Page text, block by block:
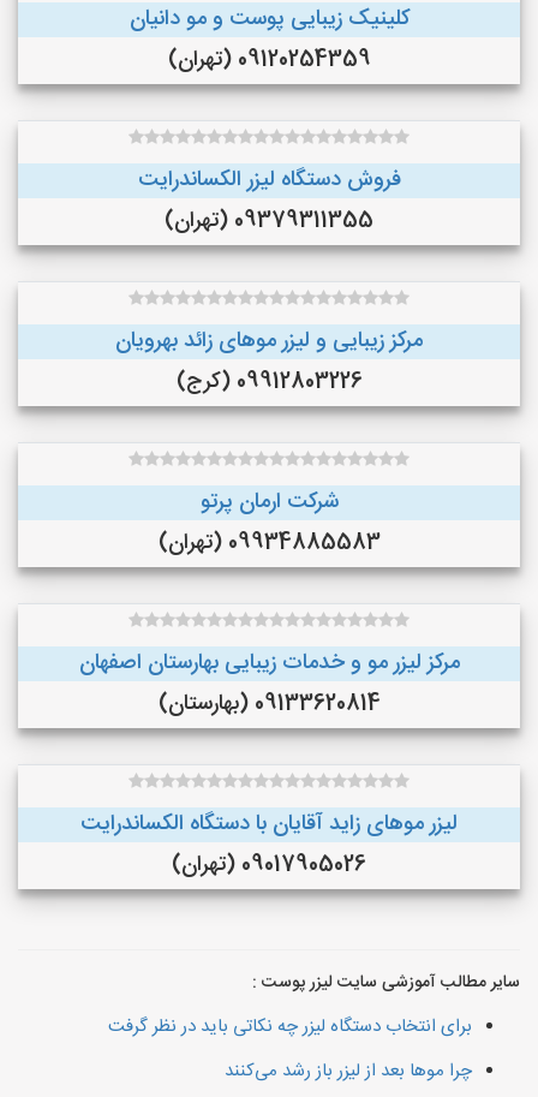
کلینیک زیبایی پوست و مو دانیان
09120254359 (تهران)
فروش دستگاه لیزر الکساندرایت
09379311355 (تهران)
مرکز زیبایی و لیزر موهای زائد بهرویان
09912803226 (کرج)
شرکت ارمان پرتو
09934885583 (تهران)
مرکز لیزر مو و خدمات زیبایی بهارستان اصفهان
09133620814 (بهارستان)
لیزر موهای زاید آقایان با دستگاه الکساندرایت
09017905026 (تهران)
سایر مطالب آموزشی سایت لیزر پوست :
برای انتخاب دستگاه لیزر چه نکاتی باید در نظر گرفت
چرا موها بعد از لیزر باز رشد می‌کنند